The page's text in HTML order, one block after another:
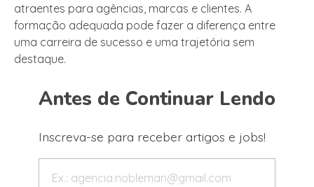
atraentes para agências, marcas e clientes. A
formação adequada pode fazer a diferença entre
uma carreira de sucesso e uma trajetória sem
destaque.
Antes de Continuar Lendo
Inscreva-se para receber artigos e jobs!